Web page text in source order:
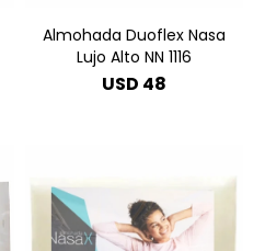
Almohada Duoflex Nasa
Lujo Alto NN 1116
USD 48